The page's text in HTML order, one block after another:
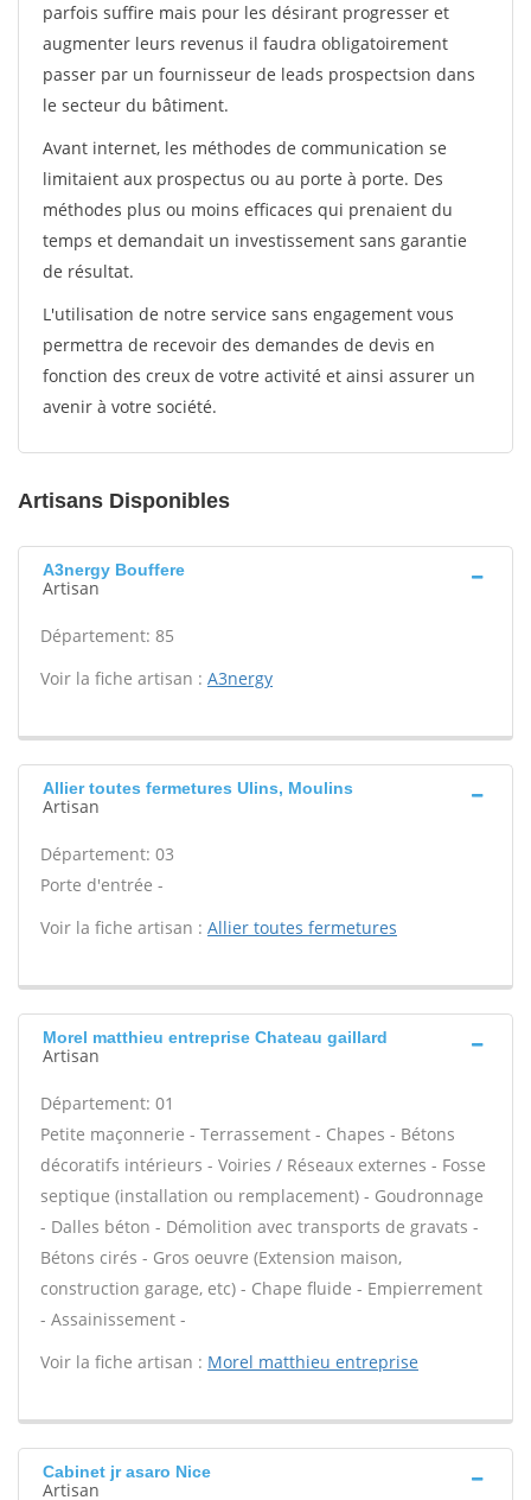
parfois suffire mais pour les désirant progresser et
augmenter leurs revenus il faudra obligatoirement
passer par un fournisseur de leads prospectsion dans
le secteur du bâtiment.
Avant internet, les méthodes de communication se
limitaient aux prospectus ou au porte à porte. Des
méthodes plus ou moins efficaces qui prenaient du
temps et demandait un investissement sans garantie
de résultat.
L'utilisation de notre service sans engagement vous
permettra de recevoir des demandes de devis en
fonction des creux de votre activité et ainsi assurer un
avenir à votre société.
Artisans Disponibles
A3nergy Bouffere
Artisan
Département: 85
Voir la fiche artisan : A3nergy
Allier toutes fermetures Ulins, Moulins
Artisan
Département: 03
Porte d'entrée -
Voir la fiche artisan : Allier toutes fermetures
Morel matthieu entreprise Chateau gaillard
Artisan
Département: 01
Petite maçonnerie - Terrassement - Chapes - Bétons
décoratifs intérieurs - Voiries / Réseaux externes - Fosse
septique (installation ou remplacement) - Goudronnage
- Dalles béton - Démolition avec transports de gravats -
Bétons cirés - Gros oeuvre (Extension maison,
construction garage, etc) - Chape fluide - Empierrement
- Assainissement -
Voir la fiche artisan : Morel matthieu entreprise
Cabinet jr asaro Nice
Artisan